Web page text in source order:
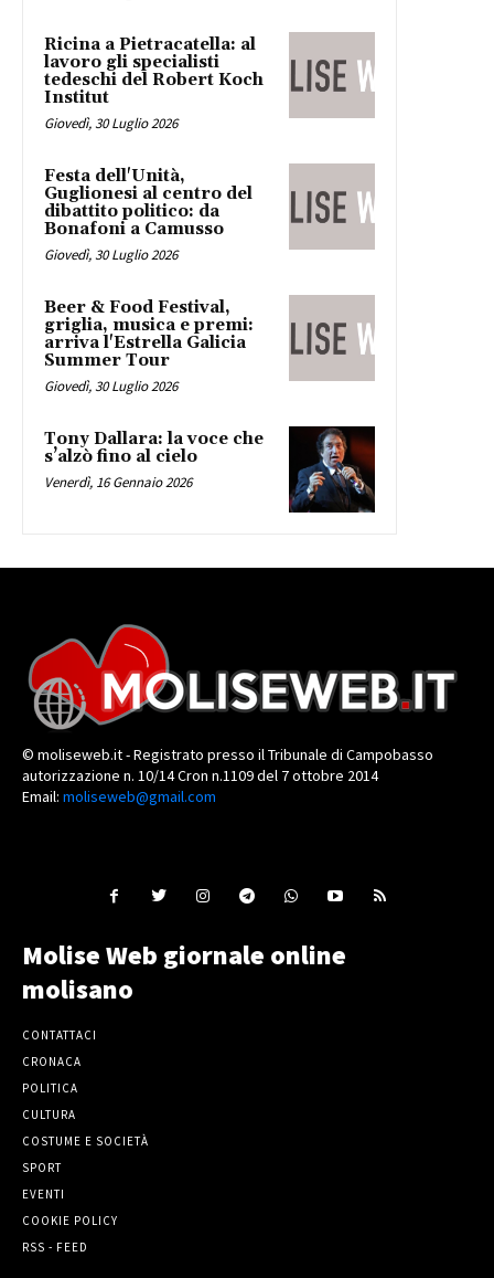
Ricina a Pietracatella: al
lavoro gli specialisti
tedeschi del Robert Koch
Institut
Giovedì, 30 Luglio 2026
Festa dell'Unità,
Guglionesi al centro del
dibattito politico: da
Bonafoni a Camusso
Giovedì, 30 Luglio 2026
Beer & Food Festival,
griglia, musica e premi:
arriva l'Estrella Galicia
Summer Tour
Giovedì, 30 Luglio 2026
Tony Dallara: la voce che
s’alzò fino al cielo
Venerdì, 16 Gennaio 2026
© moliseweb.it - Registrato presso il Tribunale di Campobasso
autorizzazione n. 10/14 Cron n.1109 del 7 ottobre 2014
Email: moliseweb@gmail.com
Molise Web giornale online
molisano
CONTATTACI
CRONACA
POLITICA
CULTURA
COSTUME E SOCIETÀ
SPORT
EVENTI
COOKIE POLICY
RSS - FEED